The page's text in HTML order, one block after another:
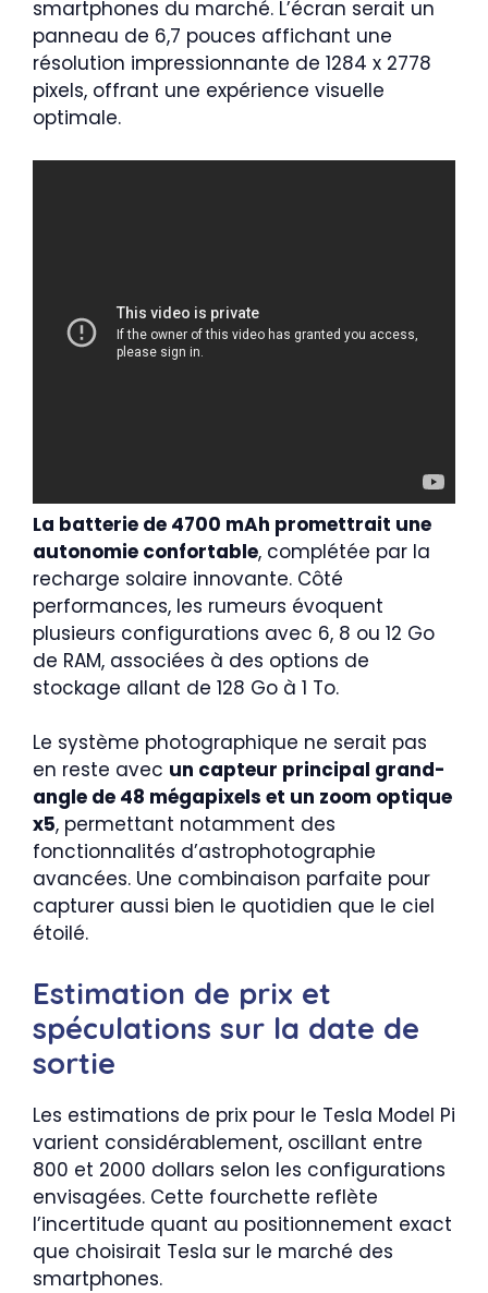
smartphones du marché. L’écran serait un
panneau de 6,7 pouces affichant une
résolution impressionnante de 1284 x 2778
pixels, offrant une expérience visuelle
optimale.
La batterie de 4700 mAh promettrait une
autonomie confortable, complétée par la
recharge solaire innovante. Côté
performances, les rumeurs évoquent
plusieurs configurations avec 6, 8 ou 12 Go
de RAM, associées à des options de
stockage allant de 128 Go à 1 To.
Le système photographique ne serait pas
en reste avec un capteur principal grand-
angle de 48 mégapixels et un zoom optique
x5, permettant notamment des
fonctionnalités d’astrophotographie
avancées. Une combinaison parfaite pour
capturer aussi bien le quotidien que le ciel
étoilé.
Estimation de prix et
spéculations sur la date de
sortie
Les estimations de prix pour le Tesla Model Pi
varient considérablement, oscillant entre
800 et 2000 dollars selon les configurations
envisagées. Cette fourchette reflète
l’incertitude quant au positionnement exact
que choisirait Tesla sur le marché des
smartphones.